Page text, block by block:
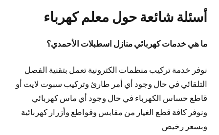
أسئلة شائعة حول معلم كهرباء
ما هي خدمات كهربائي منازل اسطبلات الأحمدي؟
نوفر خدمة تركيب منظمات الكترونية تعمل بتقنية الفصل
التلقائي في حال وجود أي أمر طارئ وتركيب سبوت لايت أو
قاطع حساس الكهرباء في حال وجود أي ماس كهربائي
ونوفر كافة قطع الغيار من مقابس وقواطع وأزرار كهربائية
وبسعر رخيص